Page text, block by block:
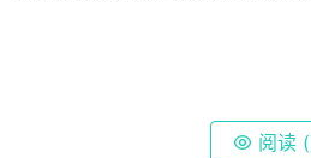
阅读 (